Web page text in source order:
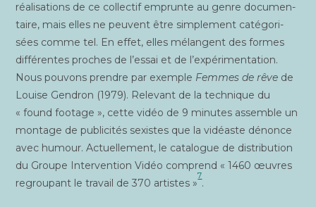
réa­li­sa­tions de ce col­lec­tif emprunte au genre docu­men­
taire, mais elles ne peuvent être sim­ple­ment caté­go­ri­
sées comme tel. En effet, elles mélangent des formes
dif­fé­rentes proches de l’essai et de l’expérimentation.
Nous pou­vons prendre par exemple Femmes de rêve de
Louise Gen­dron (1979). Rele­vant de la tech­nique du
« found foo­tage », cette vidéo de 9 minutes assemble un
mon­tage de publi­ci­tés sexistes que la vidéaste dénonce
avec humour. Actuel­le­ment, le cata­logue de dis­tri­bu­tion
du Groupe Inter­ven­tion Vidéo com­prend « 1460 œuvres
regrou­pant le tra­vail de 370 artistes »
7
.